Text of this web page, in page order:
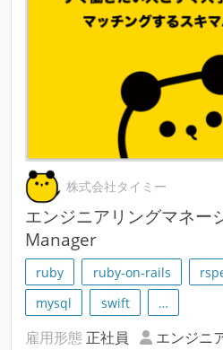
株式会社タイミー
エンジニアリングマネ
Manager
ruby ruby-on-rails
mysql
swift …
雇用形態 正社員
エンジニ